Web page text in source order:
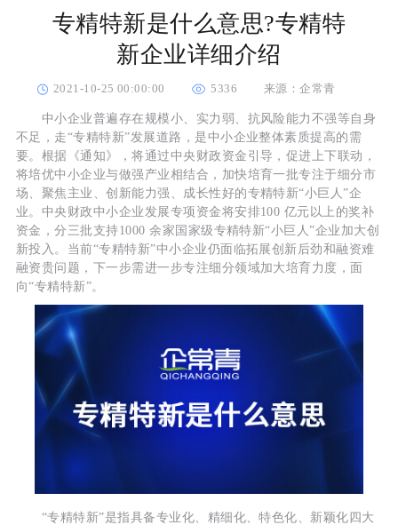
专精特新是什么意思?专精特
新企业详细介绍
2021-10-25 00:00:00 5336 来源：企常青
中小企业普遍存在规模小、实力弱、抗风险能力不强等自身
不足，走“专精特新”发展道路，是中小企业整体素质提高的需
要。根据《通知》，将通过中央财政资金引导，促进上下联动，
将培优中小企业与做强产业相结合，加快培育一批专注于细分市
场、聚焦主业、创新能力强、成长性好的专精特新“小巨人”企
业。中央财政中小企业发展专项资金将安排100 亿元以上的奖补
资金，分三批支持1000 余家国家级专精特新“小巨人”企业加大创
新投入。当前“专精特新”中小企业仍面临拓展创新后劲和融资难
融资贵问题，下一步需进一步专注细分领域加大培育力度，面
向“专精特新”。
“专精特新”是指具备专业化、精细化、特色化、新颖化四大